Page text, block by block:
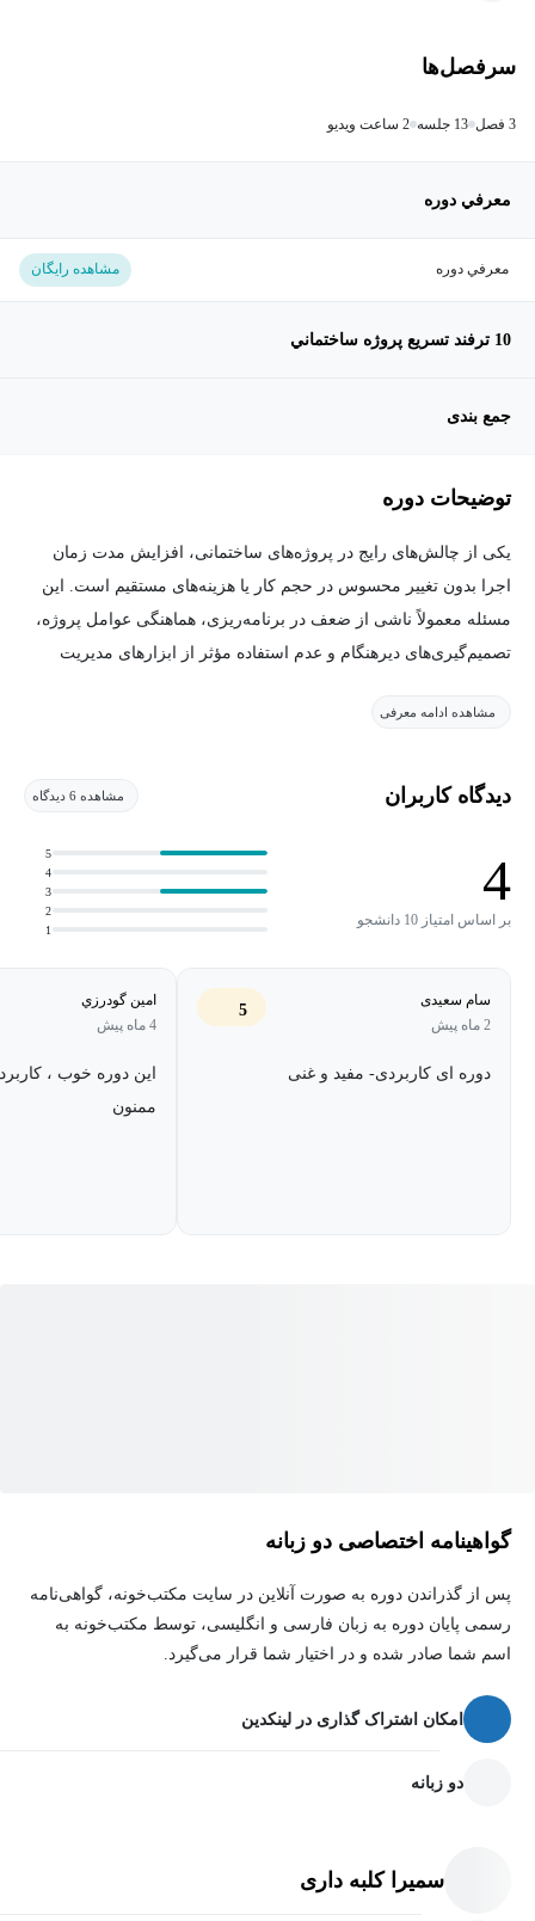
سرفصل‌ها
3 فصل 13 جلسه 2 ساعت ویدیو
معرفي دوره
معرفي دوره مشاهده رایگان
10 ترفند تسريع پروژه ساختماني
جمع بندی
توضیحات دوره
يكی از چالش‌های رایج در پروژه‌های ساختمانی، افزایش مدت زمان
اجرا بدون تغییر محسوس در حجم کار یا هزینه‌های مستقیم است. این
مسئله معمولاً ناشی از ضعف در برنامه‌ریزی، هماهنگی عوامل پروژه،
تصمیم‌گیری‌های دیرهنگام و عدم استفاده مؤثر از ابزارهای مدیریت
تجربه اجرای پروژه‌های ساختمانی و بازسازی طراحی شده است. هدف
دوره، ارائه راهکارهایی عملی برای کاهش مدت زمان پروژه، بدون
تحمیل هزینه اضافی به کارفرما یا مجری است.
در این دوره چه می‌آموزید؟
منابع زمان‌بر و نقاط اتلاف زمان در پروژه را شناسایی کنید
برنامه‌ریزی اجرایی پروژه را به‌گونه‌ای تنظیم کنید که قابلیت اجرا و
شرایط رایج پروژه‌ها در نظر گرفته شده است.
مشاهده ادامه معرفی
دیدگاه کاربران مشاهده 6 دیدگاه
4
بر اساس امتیاز 10 دانشجو
1
2
3
4
5
سام سعیدی
2 ماه پیش
5
دوره ای کاربردی- مفید و غنی
امين گودرزي
4 ماه پیش
این دوره خوب ،
ممنون
گواهینامه اختصاصی دو زبانه
پس از گذراندن دوره به صورت آنلاین در سایت مکتب‌خونه، گواهی‌نامه
رسمی پایان دوره به زبان فارسی و انگلیسی، توسط مکتب‌خونه به
اسم شما صادر شده و در اختیار شما قرار می‌گیرد.
امکان اشتراک گذاری در لینکدین
دو زبانه
سمیرا کلبه داری